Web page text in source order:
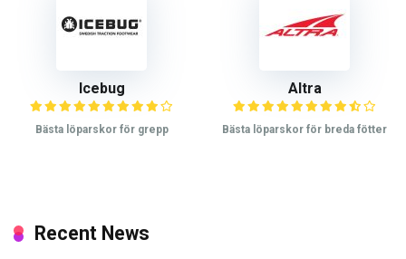
Icebug
Bästa löparskor för grepp
Altra
Bästa löparskor för breda fötter
Recent News